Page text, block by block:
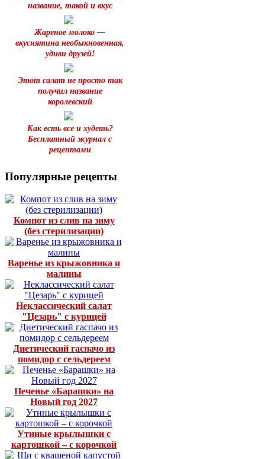
название, такой и вкус
Жареное молоко —
вкуснятина необыкновенная,
удиви друзей!
Этот салат не просто так
получил название
королевский
Как есть все и худеть?
Бесплатный журнал с
рецептами
Популярные рецепты
Компот из слив на зиму
(без стерилизации)
Варенье из крыжовника и
малины
Неклассический салат
"Цезарь" с курицей
Диетический гаспачо из
помидор с сельдереем
Печенье «Барашки» на
Новый год 2027
Утиные крылышки с
картошкой – с корочкой